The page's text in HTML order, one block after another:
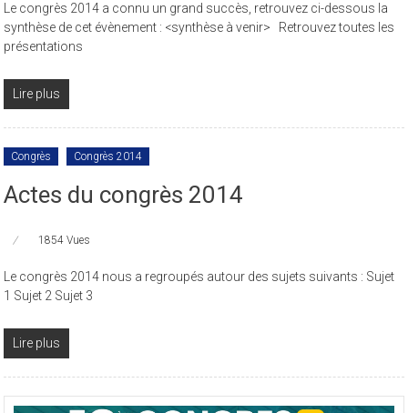
Le congrès 2014 a connu un grand succès, retrouvez ci-dessous la
synthèse de cet évènement : <synthèse à venir> Retrouvez toutes les
présentations
Lire plus
Congrès Congrès 2014
Actes du congrès 2014
1854 Vues
Le congrès 2014 nous a regroupés autour des sujets suivants : Sujet
1 Sujet 2 Sujet 3
Lire plus